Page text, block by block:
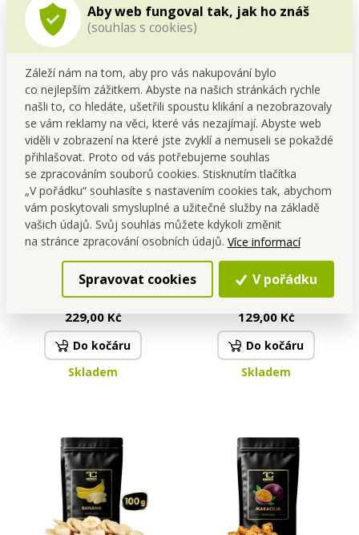
Aby web fungoval tak, jak ho znáš
(souhlas s cookies)
Záleží nám na tom, aby pro vás nakupování bylo
co nejlepším zážitkem. Abyste na našich stránkách rychle
našli to, co hledáte, ušetřili spoustu klikání a nezobrazovaly
se vám reklamy na věci, které vás nezajímají. Abyste web
viděli v zobrazení na které jste zvyklí a nemuseli se pokaždé
přihlašovat. Proto od vás potřebujeme souhlas
se zpracováním souborů cookies. Stisknutím tlačítka
„V pořádku“ souhlasíte s nastavením cookies tak, abychom
vám poskytovali smysluplné a užitečné služby na základě
vašich údajů. Svůj souhlas můžete kdykoli změnit
na stránce zpracování osobních údajů. Více informací
Spravovat cookies V pořádku
Cena pro tebe
149,00 Kč
Do kočáru
Skladem
Cena pro tebe
129,00 Kč
Do kočáru
Skladem
EXOTICKÁ PITAYA |
lyofilizované plátky, ovoce
sušené mrazem | 100 g
Cena pro tebe
229,00 Kč
Do kočáru
Skladem
SLUNEČNÉ MERUŇKY |
lyofilizované plátky, ovoce
sušené mrazem | 50 g
Cena pro tebe
129,00 Kč
Do kočáru
Skladem